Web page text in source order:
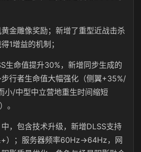
金雕像奖励；新增了重型近战击杀
1增益的机制；
生命值提升30%，新增同步生成的
行者生命值大幅强化（侧翼+35%/
小/中型中立营地重生时间缩短
。
，包含技术升级，新增DLSS支持
+）；服务器频率60Hz→64Hz，网